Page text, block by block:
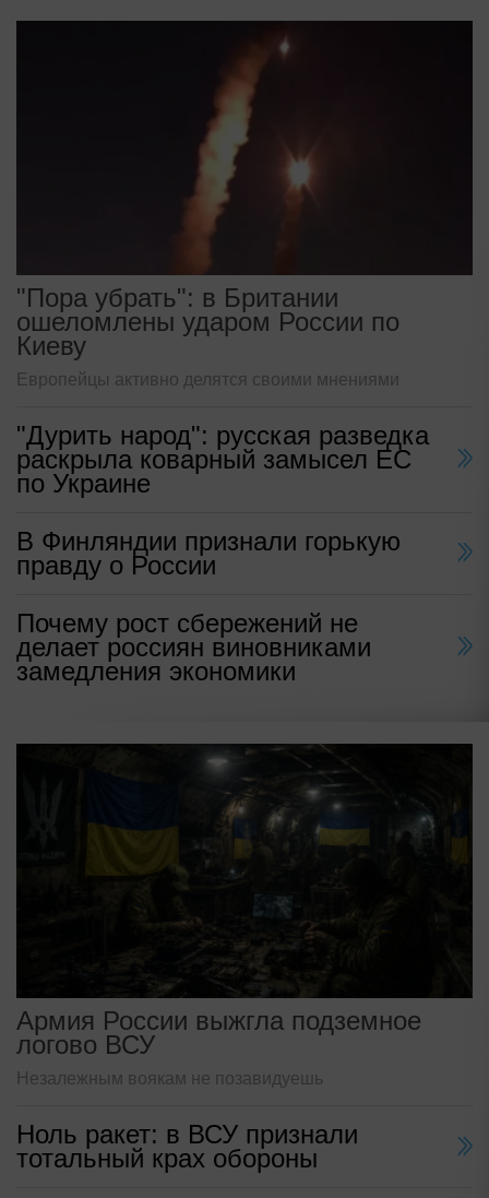
"Пора убрать": в Британии
ошеломлены ударом России по
Киеву
Европейцы активно делятся своими мнениями
"Дурить народ": русская разведка
раскрыла коварный замысел ЕС
по Украине
В Финляндии признали горькую
правду о России
Почему рост сбережений не
делает россиян виновниками
замедления экономики
Армия России выжгла подземное
логово ВСУ
Незалежным воякам не позавидуешь
Ноль ракет: в ВСУ признали
тотальный крах обороны